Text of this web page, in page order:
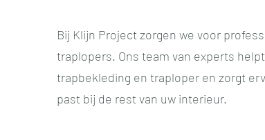
Bij Klijn Project zorgen we voor
traplopers. Ons team van experts
trapbekleding en traploper en zorgt
past bij de rest van uw interieur.